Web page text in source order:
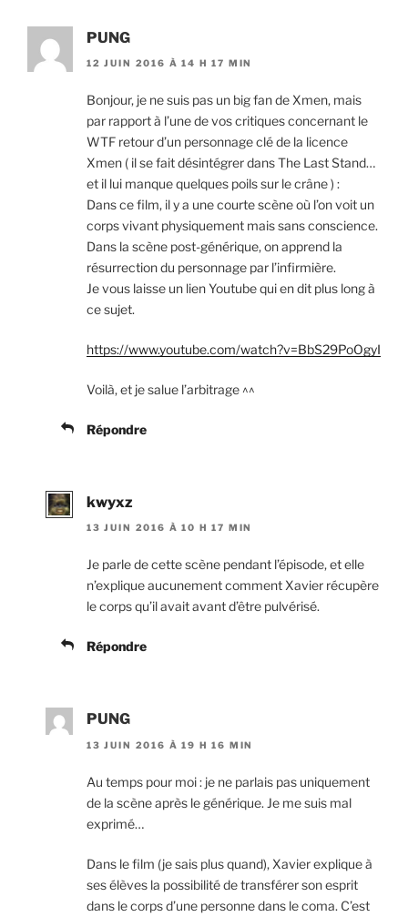
PUNG
12 JUIN 2016 À 14 H 17 MIN
Bonjour, je ne suis pas un big fan de Xmen, mais
par rapport à l’une de vos critiques concernant le
WTF retour d’un personnage clé de la licence
Xmen ( il se fait désintégrer dans The Last Stand…
et il lui manque quelques poils sur le crâne ) :
Dans ce film, il y a une courte scène où l’on voit un
corps vivant physiquement mais sans conscience.
Dans la scène post-générique, on apprend la
résurrection du personnage par l’infirmière.
Je vous laisse un lien Youtube qui en dit plus long à
ce sujet.
https://www.youtube.com/watch?v=BbS29PoOgyI
Voilà, et je salue l’arbitrage ^^
Répondre
kwyxz
13 JUIN 2016 À 10 H 17 MIN
Je parle de cette scène pendant l’épisode, et elle
n’explique aucunement comment Xavier récupère
le corps qu’il avait avant d’être pulvérisé.
Répondre
PUNG
13 JUIN 2016 À 19 H 16 MIN
Au temps pour moi : je ne parlais pas uniquement
de la scène après le générique. Je me suis mal
exprimé…
Dans le film (je sais plus quand), Xavier explique à
ses élèves la possibilité de transférer son esprit
dans le corps d’une personne dans le coma. C’est